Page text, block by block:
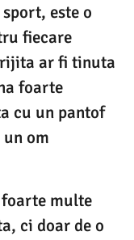
este o
fiecare
ar fi tinuta
foarte
cu un pantof
om
multe
ci doar de o